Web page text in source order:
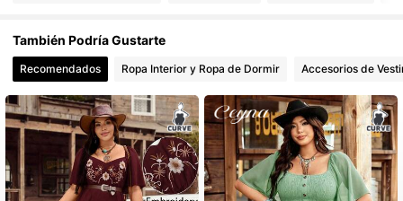
También Podría Gustarte
Recomendados Ropa Interior y Ropa de Dormir Accesorios de